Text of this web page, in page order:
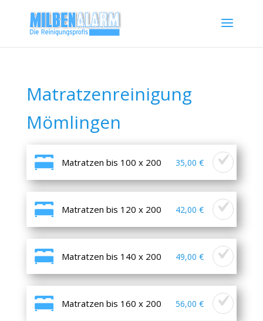
Matratzenreinigung
Mömlingen
Matratzen bis 100 x 200 35,00 €
Matratzen bis 120 x 200 42,00 €
Matratzen bis 140 x 200 49,00 €
Matratzen bis 160 x 200 56,00 €